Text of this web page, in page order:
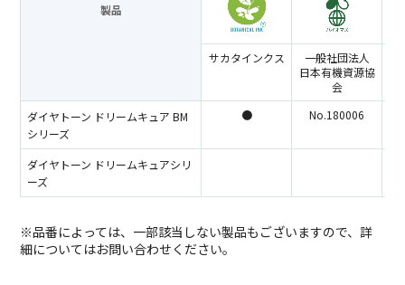
製品
サカタインクス
一般社団法人
日本有機資源協
会
ダイヤトーン ドリームキュア BM
シリーズ
● No.180006
ダイヤトーン ドリームキュアシリ
ーズ
※品番によっては、一部該当しない製品もございますので、詳
細についてはお問い合わせください。